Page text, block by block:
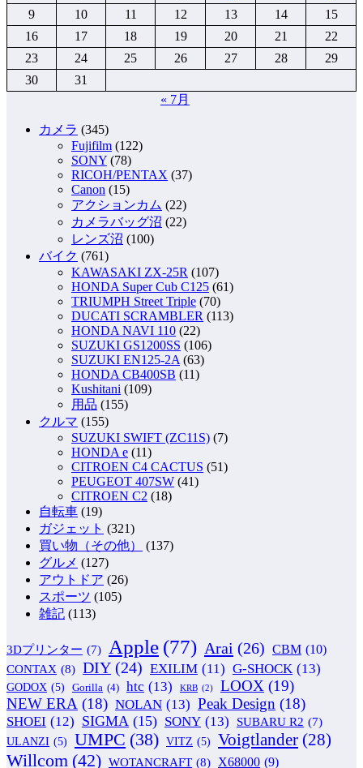
9
10 11 12 13 14
15
16
17 18 19 20 21
22
23
24 25 26 27 28
29
30
31
« 7月
カメラ (345)
Fujifilm (122)
SONY (78)
RICOH/PENTAX (37)
Canon (15)
アクションカム (22)
カメラバッグ沼 (22)
レンズ沼 (100)
バイク (761)
KAWASAKI ZX-25R (107)
HONDA Super Cub C125 (61)
TRIUMPH Street Triple (70)
DUCATI SCRAMBLER (113)
HONDA NAVI 110 (22)
SUZUKI GS1200SS (106)
SUZUKI EN125-2A (63)
HONDA CB400SB (11)
Kushitani (109)
用品 (155)
クルマ (155)
SUZUKI SWIFT (ZC11S) (7)
HONDA e (11)
CITROEN C4 CACTUS (51)
PEUGEOT 407SW (41)
CITROEN C2 (18)
自転車 (19)
ガジェット (321)
買い物（その他）
(137)
グルメ (127)
アウトドア (26)
スポーツ (105)
雑記 (113)
3Dプリンター (7) Apple (77) Arai (26) CBM (10)
CONTAX (8) DIY (24) EXILIM (11) G-SHOCK (13)
GODOX (5) Gorilla (4) htc (13) KRB (2) LOOX (19)
NEW ERA (18) NOLAN (13) Peak Design (18)
SHOEI (12) SIGMA (15) SONY (13) SUBARU R2 (7)
ULANZI (5) UMPC (38) VITZ (5) Voigtlander (28)
Willcom (42) WOTANCRAFT (8) X68000 (9)